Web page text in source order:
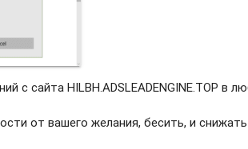
с сайта HILBH.ADSLEADENGINE.TOP в
от вашего желания, бесить, и снижать